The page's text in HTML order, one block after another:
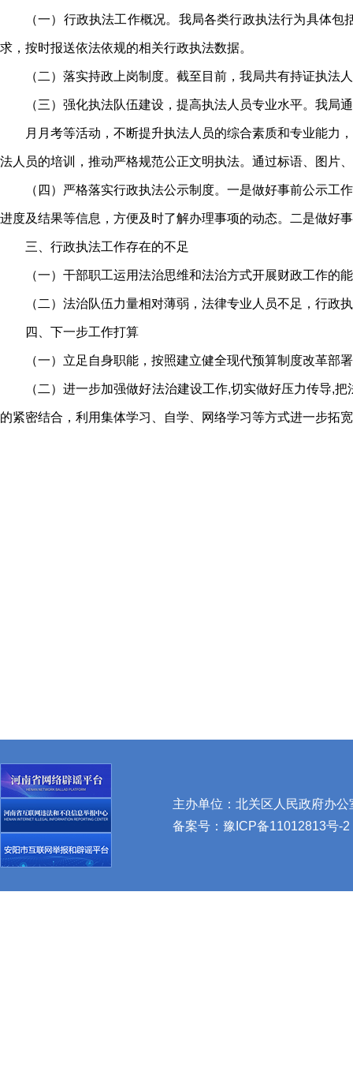
（一）行政执法工作概况。我局各类行政执法行为具体
求，按时报送依法依规的相关行政执法数据。
（二）落实持政上岗制度。截至目前，我局共有持证执法
（三）强化执法队伍建设，提高执法人员专业水平。我局
月月考等活动，不断提升执法人员的综合素质和专业能力
法人员的培训，推动严格规范公正文明执法。通过标语、图片
（四）严格落实行政执法公示制度。一是做好事前公示
进度及结果等信息，方便及时了解办理事项的动态。二是做好
三、行政执法工作存在的不足
（一）干部职工运用法治思维和法治方式开展财政工作的
（二）法治队伍力量相对薄弱，法律专业人员不足，行政
四、下一步工作打算
（一）立足自身职能，按照建立健全现代预算制度改革部
（二）进一步加强做好法治建设工作,切实做好压力传导,
的紧密结合，利用集体学习、自学、网络学习等方式进一步拓
主办单位：北关区人民政府办
备案号： 豫ICP备11012813号-2